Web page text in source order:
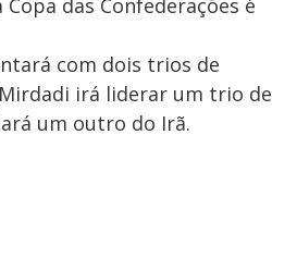
das Confederações é
com dois trios de
irá liderar um trio de
um outro do Irã.